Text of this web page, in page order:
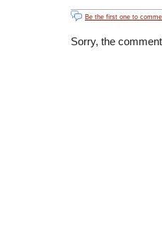
Be the first one to
Sorry, the